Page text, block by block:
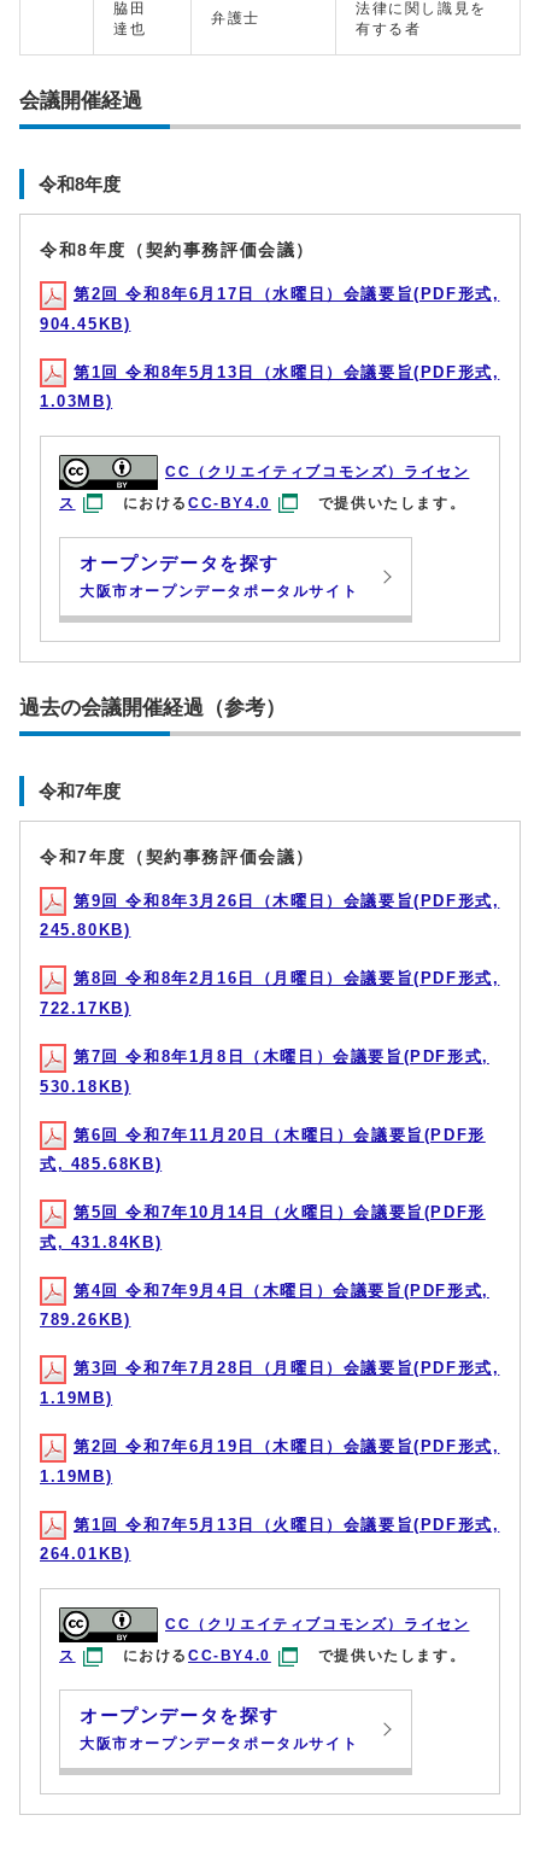
脇田
達也
弁護士
法律に関し識見を
有する者
会議開催経過
令和8年度
令和8年度（契約事務評価会議）
第2回 令和8年6月17日（水曜日）会議要旨(PDF形式,
904.45KB)
第1回 令和8年5月13日（水曜日）会議要旨(PDF形式,
1.03MB)
CC（クリエイティブコモンズ）ライセン
ス
におけるCC-BY4.0 で提供いたします。
オープンデータを探す
大阪市オープンデータポータルサイト
過去の会議開催経過（参考）
令和7年度
令和7年度（契約事務評価会議）
第9回 令和8年3月26日（木曜日）会議要旨(PDF形式,
245.80KB)
第8回 令和8年2月16日（月曜日）会議要旨(PDF形式,
722.17KB)
第7回 令和8年1月8日（木曜日）会議要旨(PDF形式,
530.18KB)
第6回 令和7年11月20日（木曜日）会議要旨(PDF形
式, 485.68KB)
第5回 令和7年10月14日（火曜日）会議要旨(PDF形
式, 431.84KB)
第4回 令和7年9月4日（木曜日）会議要旨(PDF形式,
789.26KB)
第3回 令和7年7月28日（月曜日）会議要旨(PDF形式,
1.19MB)
第2回 令和7年6月19日（木曜日）会議要旨(PDF形式,
1.19MB)
第1回 令和7年5月13日（火曜日）会議要旨(PDF形式,
264.01KB)
CC（クリエイティブコモンズ）ライセン
ス
におけるCC-BY4.0 で提供いたします。
オープンデータを探す
大阪市オープンデータポータルサイト